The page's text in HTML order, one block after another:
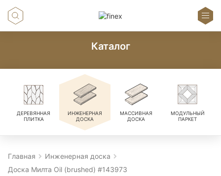
Каталог
ДЕРЕВЯННАЯ
ПЛИТКА
ИНЖЕНЕРНАЯ
ДОСКА
МАССИВНАЯ
ДОСКА
МОДУЛЬНЫЙ
ПАРКЕТ
Главная
Инженерная доска
Доска Милта Oil (brushed) #143973